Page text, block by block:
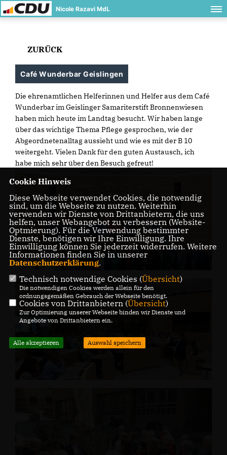
Nicole Razavi MdL
ZURÜCK
Café Wunderbar Geislingen
Die ehrenamtlichen Helferinnen und Helfer aus dem Café
Wunderbar im Geislinger Samariterstift Bronnenwiesen
haben mich heute im Landtag besucht. Wir haben lange
über das wichtige Thema Pflege gesprochen, wie der
Abgeordnetenalltag aussieht und wie es mit der B 10
weitergeht. Vielen Dank für den guten Austausch, ich
habe mich sehr über den Besuch gefreut!
Cookie Hinweis
Diese Webseite verwendet Cookies, die notwendig
sind, um die Webseite zu nutzen. Weiterhin
verwenden wir Dienste von Drittanbietern, die uns
helfen, unser Webangebot zu verbessern (Website-
Optmierung). Für die Verwendung bestimmter
Dienste, benötigen wir Ihre Einwilligung. Ihre
Einwilligung können Sie jederzeit widerrufen. Weitere
Informationen finden Sie in unserer
Datenschutzerklärung.
Technisch notwendige Cookies (Übersicht)
Die notwendigen Cookies werden allein für den
ordnungsgemäßen Gebrauch der Webseite benötigt.
Cookies von Drittanbietern (Übersicht)
Zur Optimierung unserer Webseite binden wir Dienste und
Angebote von Drittanbietern ein.
Alle akzeptieren Auswahl speichern